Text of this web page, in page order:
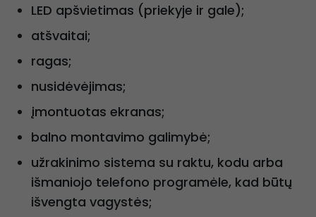
LED apšvietimas (priekyje ir gale);
atšvaitai;
ragas;
nusidėvėjimas;
įmontuotas ekranas;
balno montavimo galimybė;
užrakinimo sistema su raktu, kodu arba
išmaniojo telefono programėle, kad būtų
išvengta vagystės;